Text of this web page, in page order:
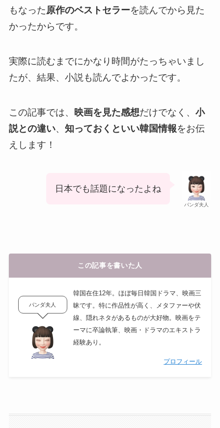
もなった原作のベストセラーを読んでから見た
かったからです。
実際に読むまでにかなり時間がたっちゃいまし
たが、結果、小説も読んでよかったです。
この記事では、 映画を見た感想だけでなく、 小
説との違い、 知っておくといい韓国情報をお伝
えします！
パンダ夫人
日本でも話題になったよね
この記事を書いた人
韓国在住12年。ほぼ毎日韓国ドラマ、映画三
昧です。特に作品性が高く、メタファーや伏
線、隠れネタがあるものが大好物。映画をテ
ーマに卒論執筆、映画・ドラマのエキストラ
経験あり。
プロフィール
パンダ夫人